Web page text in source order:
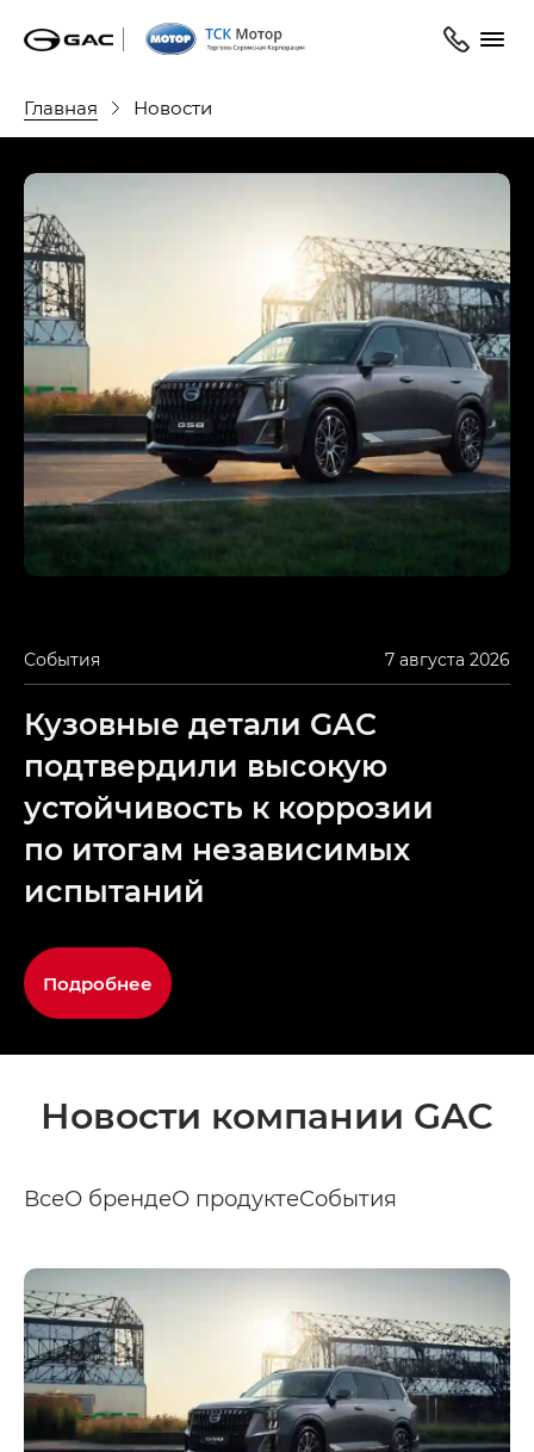
Главная Новости
События 7 августа 2026
Кузовные детали GAC
подтвердили высокую
устойчивость к коррозии
по итогам независимых
испытаний
Подробнее
Новости компании GAC
ВсеО брендеО продуктеСобытия